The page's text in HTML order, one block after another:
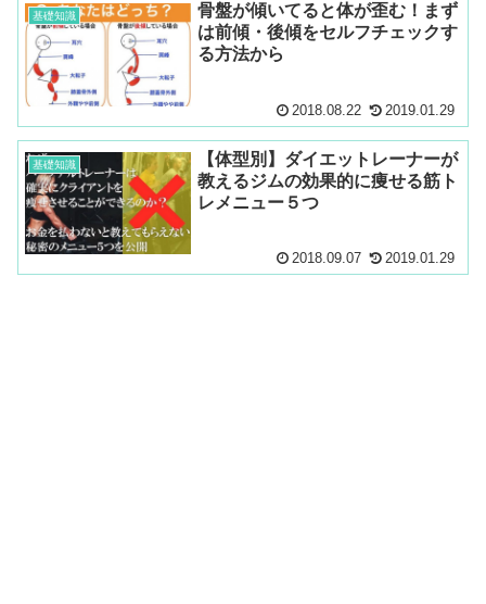
基礎知識
骨盤が傾いてると体が歪む！まず
は前傾・後傾をセルフチェックす
る方法から
2018.08.22 2019.01.29
基礎知識
【体型別】ダイエットレーナーが
教えるジムの効果的に痩せる筋ト
レメニュー５つ
2018.09.07 2019.01.29